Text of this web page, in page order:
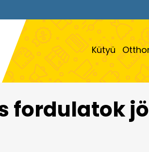
Kütyü
fordulatok